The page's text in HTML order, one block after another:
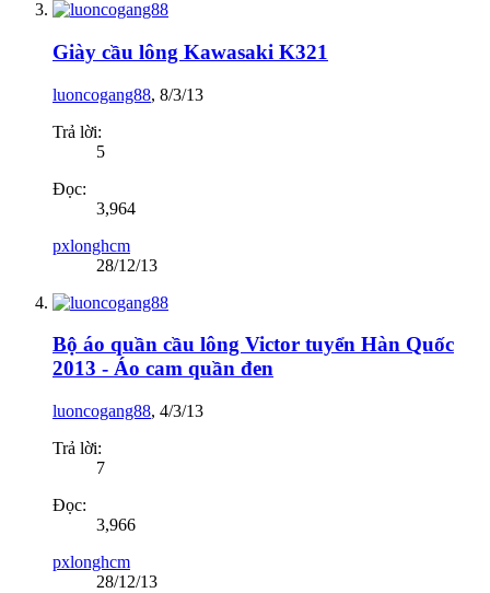
Giày cầu lông Kawasaki K321
luoncogang88, 8/3/13
Trả lời:
5
Đọc:
3,964
pxlonghcm
28/12/13
Bộ áo quần cầu lông Victor tuyển Hàn Quốc
2013 - Áo cam quần đen
luoncogang88, 4/3/13
Trả lời:
7
Đọc:
3,966
pxlonghcm
28/12/13